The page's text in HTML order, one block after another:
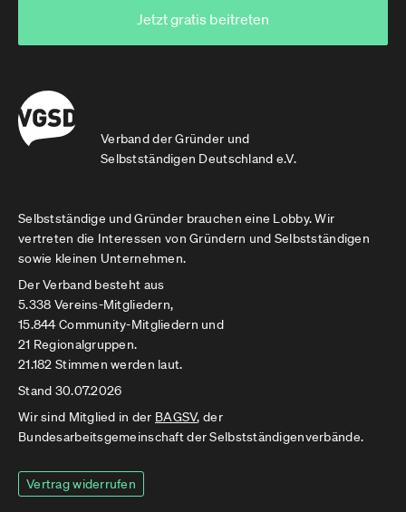
Verband der Gründer und
Selbstständigen Deutschland e.V.
Jetzt gratis beitreten
Selbstständige und Gründer brauchen eine Lobby. Wir
vertreten die Interessen von Gründern und Selbstständigen
sowie kleinen Unternehmen.
Der Verband besteht aus
5.338 Vereins-Mitgliedern,
15.844 Community-Mitgliedern und
21 Regionalgruppen.
21.182 Stimmen werden laut.
Stand 30.07.2026
Wir sind Mitglied in der BAGSV, der
Bundesarbeitsgemeinschaft der Selbstständigenverbände.
Vertrag widerrufen